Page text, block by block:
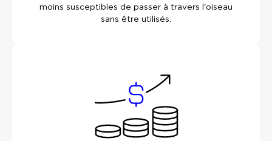
moins susceptibles de passer à travers l'oiseau
sans être utilisés.